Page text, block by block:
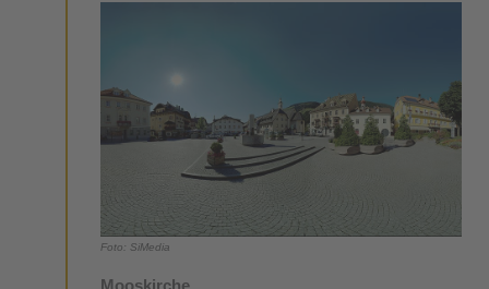
Foto: SiMedia
Mooskirche